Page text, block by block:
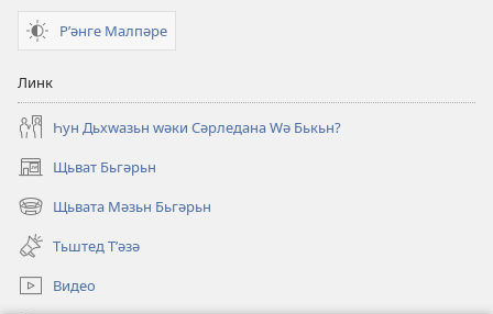
Рʹәнге Малпәре
Линк
Һун Дьхԝазьн ԝәки Сәрледана Ԝә Бькьн?
Щьват Бьгәрьн
(opens
new
window)
Щьвата Мәзьн Бьгәрьн
(opens
new
window)
Тьштед Тʹәзә
Видео